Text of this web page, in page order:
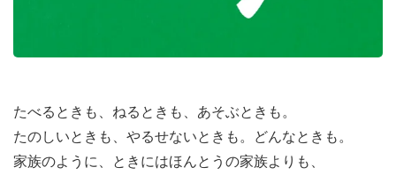
※広報活動が集中する11月～1月は、こちらの業務をメイ
●出展法人への対応（電話/メールでの問い合わせ応対）
●開催当日に向けての準備に必要な資料作成（Excel、
Word、PowerPoint、canva、notion）
たべるときも、ねるときも、あそぶときも。
たのしいときも、やるせないときも。どんなときも。
家族のように、ときにはほんとうの家族よりも、